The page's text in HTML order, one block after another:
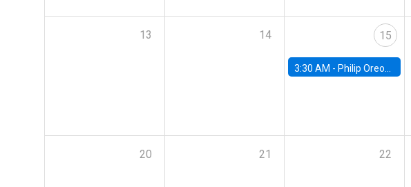
13 14 15
3:30 AM - Philip Oreopolous, University of Toronto
20 21 22